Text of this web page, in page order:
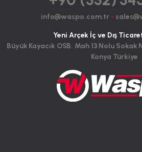
info@waspo.com.tr -
Yeni Arçek İç ve Dış
Büyük Kayacık OSB. Mah 13 Nolu
Konya Türkiye